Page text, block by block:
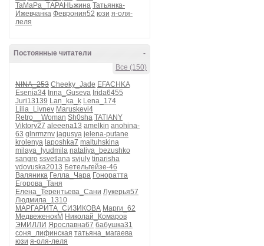
ТаМаРа_ТАРАНЬжина Татьянка-
Ижевчанка Феврония52 юзи я-оля-
леля
-
Постоянные читатели
Все (150)
NINA_253 Cheeky_Jade EFACHKA
Esenia34 Inna_Guseva Irida6455
Juri13139 Lan_ka_k Lena_174
Lilia_Livnev Maruskevi4
Retro__Woman Sh0sha TATIANY
Viktory27 aleeena13 amelkin anohina-
63 glnrmznv jagusya jelena-putane
krolenya laposhka7 maltuhskina
milaya_lyudmila nataliya_bezushko
sangro ssvetlana svjuly tinarisha
vdovuska2013 Бетельгейзе-46
Валяника Гелла_Чара Гоноратта
Егорова_Таня
Елена_Терентьева_Сани Лукерья57
Людмила_1310
МАРГАРИТА_СИЗИКОВА Марги_62
МедвеженокМ Николай_Комаров
ЭМИЛЛИ Ярославна67 бабушка31
соня_лифинская татьяна_магаева
юзи я-оля-леля